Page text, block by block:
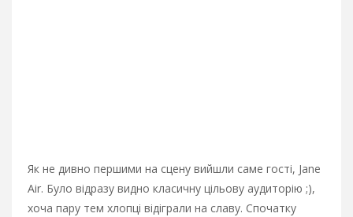
Як не дивно першими на сцену вийшли саме гості, Jane
Air. Було відразу видно класичну цільову аудиторію ;),
хоча пару тем хлопці відіграли на славу. Спочатку